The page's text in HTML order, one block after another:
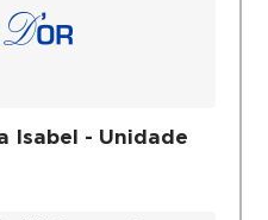
Isabel - Unidade